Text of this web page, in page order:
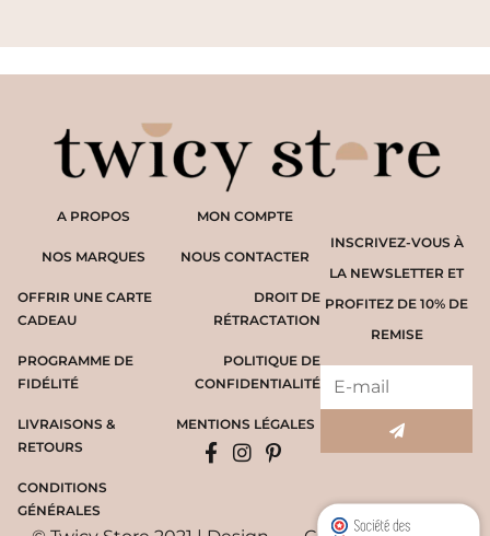
A PROPOS
NOS MARQUES
OFFRIR UNE CARTE
CADEAU
PROGRAMME DE
FIDÉLITÉ
LIVRAISONS &
RETOURS
CONDITIONS
GÉNÉRALES
INSCRIVEZ-VOUS À
LA NEWSLETTER ET
PROFITEZ DE 10% DE
REMISE
MON COMPTE
NOUS CONTACTER
DROIT DE
RÉTRACTATION
POLITIQUE DE
CONFIDENTIALITÉ
MENTIONS LÉGALES